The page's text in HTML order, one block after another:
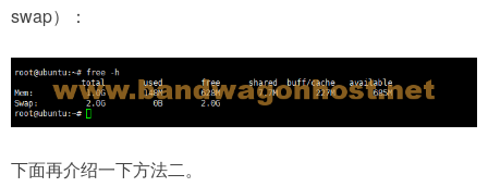
swap）：
下面再介绍一下方法二。